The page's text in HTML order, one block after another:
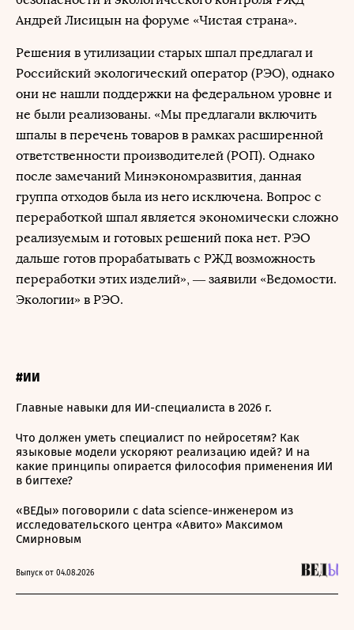
Андрей Лисицын на форуме «Чистая страна».
Решения в утилизации старых шпал предлагал и
Российский экологический оператор (РЭО), однако
они не нашли поддержки на федеральном уровне и
не были реализованы. «Мы предлагали включить
шпалы в перечень товаров в рамках расширенной
ответственности производителей (РОП). Однако
после замечаний Минэкономразвития, данная
группа отходов была из него исключена. Вопрос с
переработкой шпал является экономически сложно
реализуемым и готовых решений пока нет. РЭО
дальше готов прорабатывать с РЖД возможность
переработки этих изделий», — заявили «Ведомости.
Экологии» в РЭО.
#ИИ
Главные навыки для ИИ-специалиста в 2026 г.
Что должен уметь специалист по нейросетям? Как
языковые модели ускоряют реализацию идей? И на
какие принципы опирается философия применения ИИ
в бигтехе?
«ВЕДы» поговорили с data science-инженером из
исследовательского центра «Авито» Максимом
Смирновым
Выпуск от 04.08.2026